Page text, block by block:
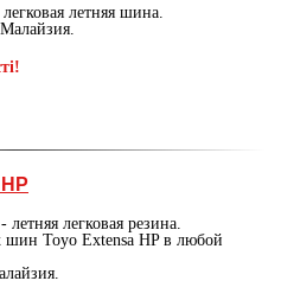
легковая летняя шина.
- летняя легковая резина.
шин Toyo Extensa HP в любой